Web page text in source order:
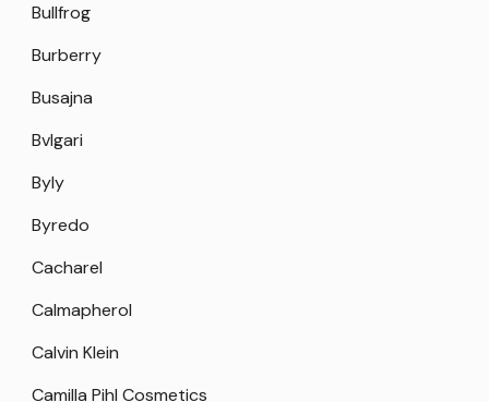
Bullfrog
Burberry
Busajna
Bvlgari
Byly
Byredo
Cacharel
Calmapherol
Calvin Klein
Camilla Pihl Cosmetics